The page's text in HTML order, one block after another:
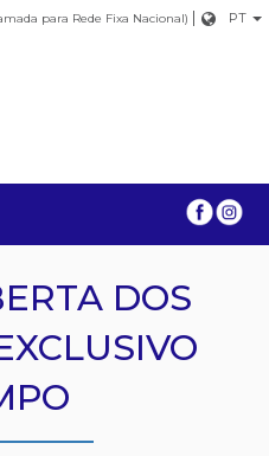
para Rede Fixa Nacional) | PT
DOS